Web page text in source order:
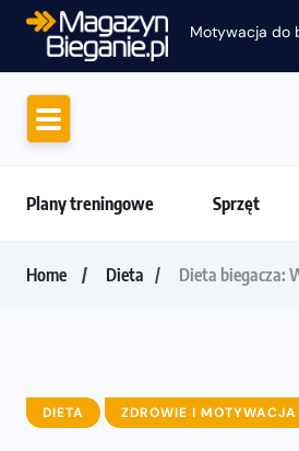
Motywacja do
Plany treningowe Sprzęt
Home Dieta Dieta biegacza:
DIETA ZDROWIE I MOTYWACJA